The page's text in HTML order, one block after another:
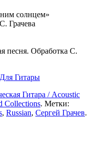
солнцем»
Грачева
песня. Обработка С.
Гитары
Гитара / Acoustic
Collections. Метки:
, Russian, Сергей Грачев.